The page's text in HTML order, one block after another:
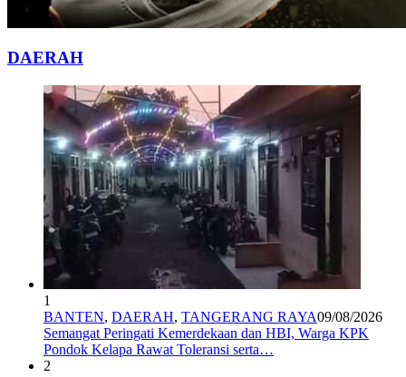
DAERAH
1
BANTEN, DAERAH, TANGERANG RAYA09/08/2026
Semangat Peringati Kemerdekaan dan HBI, Warga KPK
Pondok Kelapa Rawat Toleransi serta…
2